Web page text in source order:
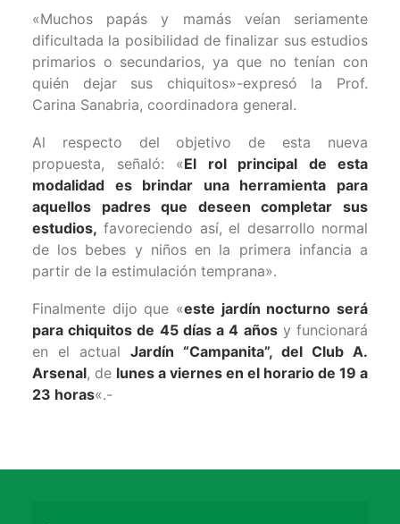
«Muchos papás y mamás veían seriamente
dificultada la posibilidad de finalizar sus estudios
primarios o secundarios, ya que no tenían con
quién dejar sus chiquitos»-expresó la Prof.
Carina Sanabria, coordinadora general.
Al respecto del objetivo de esta nueva
propuesta, señaló: «El rol principal de esta
modalidad es brindar una herramienta para
aquellos padres que deseen completar sus
estudios, favoreciendo así, el desarrollo normal
de los bebes y niños en la primera infancia a
partir de la estimulación temprana».
Finalmente dijo que «este jardín nocturno será
para chiquitos de 45 días a 4 añosy funcionará
en el actual Jardín “Campanita”, del Club A.
Arsenal, de lunes a viernes en el horario de 19 a
23 horas«.-